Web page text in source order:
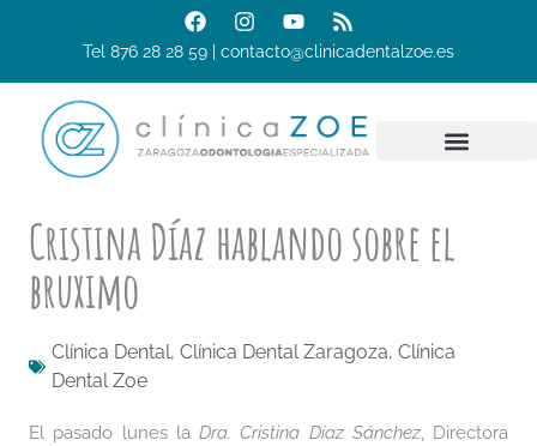
Tel 876 28 28 59 | contacto@clinicadentalzoe.es
Cristina Díaz hablando sobre el
bruximo
Clínica Dental, Clínica Dental Zaragoza, Clínica
Dental Zoe
El pasado lunes la Dra. Cristina Díaz Sánchez, Directora